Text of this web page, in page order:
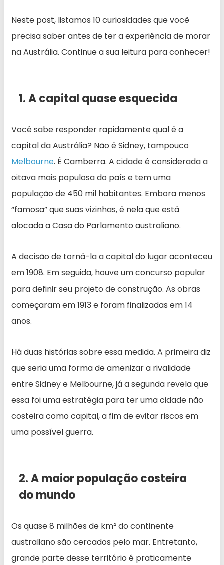
Neste post, listamos 10 curiosidades que você
precisa saber antes de ter a experiência de morar
na Austrália. Continue a sua leitura para conhecer!
1. A capital quase esquecida
Você sabe responder rapidamente qual é a
capital da Austrália? Não é Sidney, tampouco
Melbourne. É Camberra. A cidade é considerada a
oitava mais populosa do país e tem uma
população de 450 mil habitantes. Embora menos
“famosa” que suas vizinhas, é nela que está
alocada a Casa do Parlamento australiano.
A decisão de torná-la a capital do lugar aconteceu
em 1908. Em seguida, houve um concurso popular
para definir seu projeto de construção. As obras
começaram em 1913 e foram finalizadas em 14
anos.
Há duas histórias sobre essa medida. A primeira diz
que seria uma forma de amenizar a rivalidade
entre Sidney e Melbourne, já a segunda revela que
essa foi uma estratégia para ter uma cidade não
costeira como capital, a fim de evitar riscos em
uma possível guerra.
2. A maior população costeira
do mundo
Os quase 8 milhões de km² do continente
australiano são cercados pelo mar. Entretanto,
grande parte desse território é praticamente